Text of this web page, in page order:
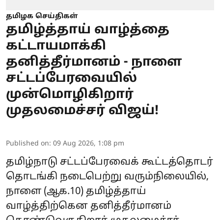
தமிழக செய்திகள்
தமிழ்த்தாய் வாழ்த்தை
கட்டாயமாக்கி
தனித்தீர்மானம் - நாளை
சட்டப்பேரவையில்
முன்மொழிகிறார்
முதலமைச்சர் விஜய்!
Published on: 09 Aug 2026, 1:08 pm
தமிழ்நாடு சட்டப்பேரவைக் கூட்டத்தொடர்
தொடங்கி நடைபெற்று வரும்நிலையில்,
நாளை (ஆக.10) தமிழ்த்தாய்
வாழ்த்திற்கென தனித்தீர்மானம்